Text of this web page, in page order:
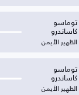
توماسو
كاساندرو
الظهير الأيمن
توماسو
كاساندرو
الظهير الأيمن